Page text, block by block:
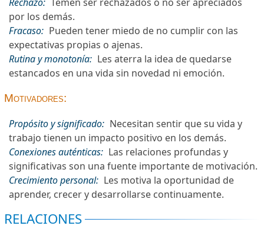
Rechazo: Temen ser rechazados o no ser apreciados
por los demás.
Fracaso: Pueden tener miedo de no cumplir con las
expectativas propias o ajenas.
Rutina y monotonía: Les aterra la idea de quedarse
estancados en una vida sin novedad ni emoción.
Motivadores:
Propósito y significado: Necesitan sentir que su vida y
trabajo tienen un impacto positivo en los demás.
Conexiones auténticas: Las relaciones profundas y
significativas son una fuente importante de motivación.
Crecimiento personal: Les motiva la oportunidad de
aprender, crecer y desarrollarse continuamente.
RELACIONES